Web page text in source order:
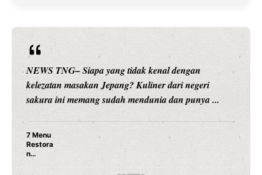
NEWS TNG– Siapa yang tidak kenal dengan
kelezatan masakan Jepang? Kuliner dari negeri
sakura ini memang sudah mendunia dan punya ...
7 Menu
Restora
n
Jepang